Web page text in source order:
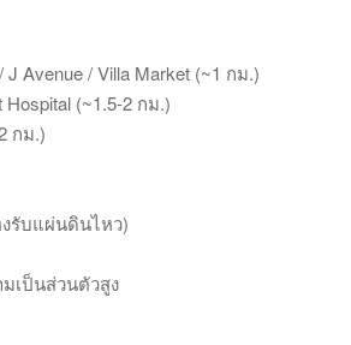
J Avenue / Villa Market (~1 กม.)
Hospital (~1.5-2 กม.)
กม.)
งรับแผ่นดินไหว)
มเป็นส่วนตัวสูง